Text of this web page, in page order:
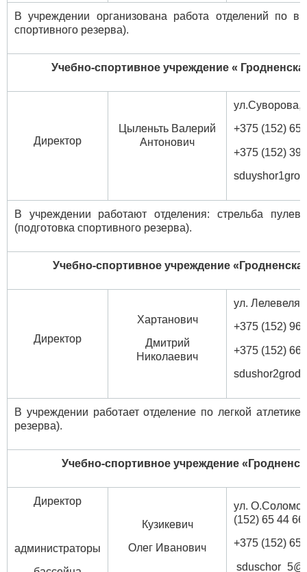
В учреждении организована работа отделений по
спортивного резерва).
Учебно-спортивное учреждение «
Директор
Цыленьть Валерий
Антонович
+375 (152) 65
+375 (152) 39
В учреждении работают отделения: стрельба
(подготовка спортивного резерва).
Учебно-спортивное учреждение
Директор
Хартанович
Дмитрий
Николаевич
ул. Лелевеля,
+375 (152) 96
+375
В учреждении работает отделение по легкой атлетике
резерва).
Учебно-спортивное учреждение
Директор
администраторы
Кузикевич
Олег Иванович
ул.
(152) 65 44 66,
+375 (152) 65